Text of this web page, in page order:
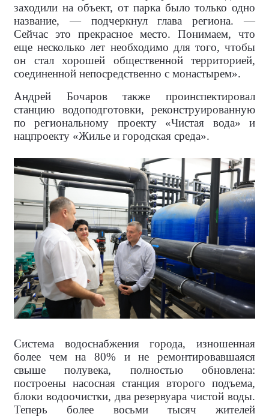
заходили на объект, от парка было только одно
название, — подчеркнул глава региона. —
Сейчас это прекрасное место. Понимаем, что
еще несколько лет необходимо для того, чтобы
он стал хорошей общественной территорией,
соединенной непосредственно с монастырем».
Андрей Бочаров также проинспектировал
станцию водоподготовки, реконструированную
по региональному проекту «Чистая вода» и
нацпроекту «Жилье и городская среда».
Система водоснабжения города, изношенная
более чем на 80% и не ремонтировавшаяся
свыше полувека, полностью обновлена:
построены насосная станция второго подъема,
блоки водоочистки, два резервуара чистой воды.
Теперь более восьми тысяч жителей